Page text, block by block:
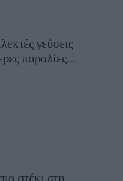
γεύσεις
παραλίες...
στέκι στη